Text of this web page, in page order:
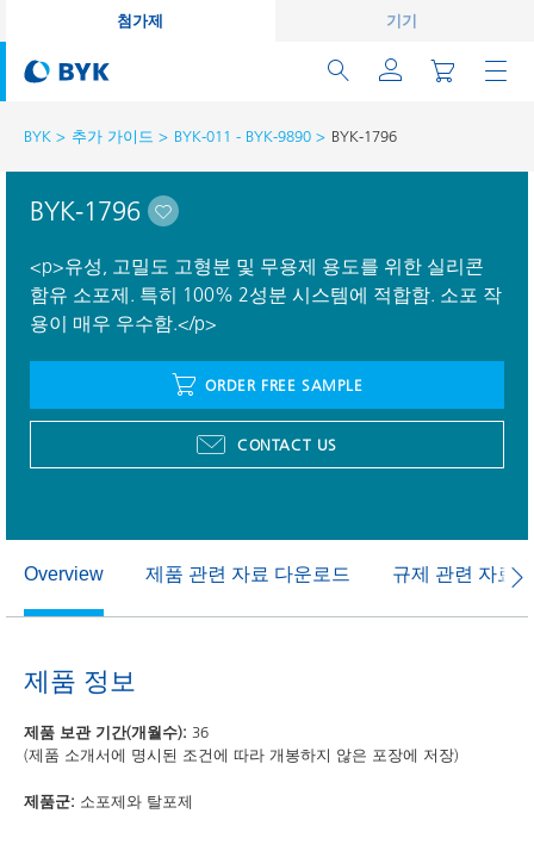
첨가제 기기
BYK 추가 가이드 BYK-011 - BYK-9890 BYK-1796
BYK-1796
<p>유성, 고밀도 고형분 및 무용제 용도를 위한 실리콘
함유 소포제. 특히 100% 2성분 시스템에 적합함. 소포 작
용이 매우 우수함.</p>
ORDER FREE SAMPLE
CONTACT US
Overview 제품 관련 자료 다운로드 규제 관련 자료
제품 정보
제품 보관 기간(개월수): 36
(제품 소개서에 명시된 조건에 따라 개봉하지 않은 포장에 저장)
제품군: 소포제와 탈포제